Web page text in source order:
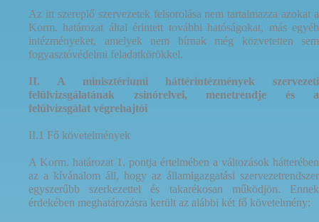
Az itt szereplő szervezetek felsorolása nem tartalmazza azokat a
Korm. határozat által érintett további hatóságokat, más egyéb
intézményeket, amelyek nem bírnak még közvetetten sem
fogyasztóvédelmi feladatkörökkel.
II. A minisztériumi háttérintézmények szervezeti
felülvizsgálatának zsinórelvei, menetrendje és a
felülvizsgálat végrehajtói
II.1 Fő követelmények
A Korm. határozat 1. pontja értelmében a változások hátterében
az a kívánalom áll, hogy az államigazgatási szervezetrendszer
egyszerűbb szerkezettel és takarékosan működjön. Ennek
érdekében meghatározásra került az alábbi két fő követelmény: